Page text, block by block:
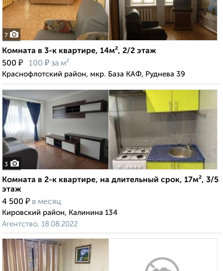
7
Комната в 3-к квартире, 14м², 2/2 этаж
500 ₽ 100 ₽ за м²
Краснофлотский район, мкр. База КАФ, Руднева 39
3
Комната в 2-к квартире, на длительный срок, 17м², 3/5
этаж
4 500 ₽ в месяц
Кировский район, Калинина 134
Агентство, 18.08.2022